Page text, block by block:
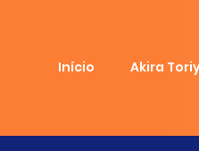
Início Akira